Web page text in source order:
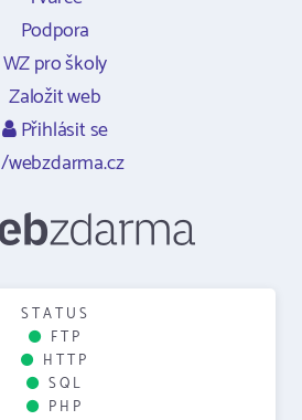
Podpora
WZ pro školy
Založit web
Přihlásit se
/webzdarma.cz
STATUS
FTP
HTTP
SQL
PHP